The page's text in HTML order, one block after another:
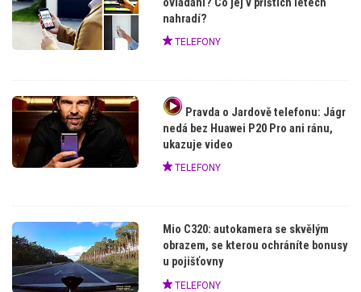
ovládání? Co jej v příštích letech
nahradí?
TELEFONY
Pravda o Jardově telefonu: Jágr
nedá bez Huawei P20 Pro ani ránu,
ukazuje video
TELEFONY
Mio C320: autokamera se skvělým
obrazem, se kterou ochráníte bonusy
u pojišťovny
TELEFONY